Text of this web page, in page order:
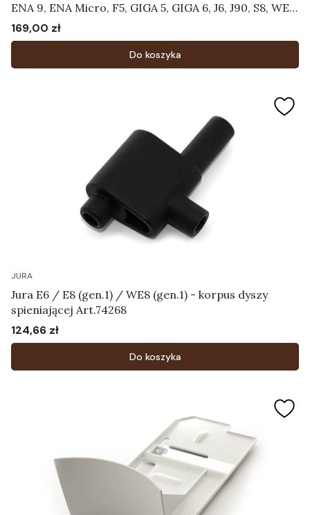
ENA 9, ENA Micro, F5, GIGA 5, GIGA 6, J6, J90, S8, WE8
- Pojemnik do czyszczenia systemu mlecznego
Art.24219
Cena
169,00 zł
Do koszyka
JURA
Jura E6 / E8 (gen.1) / WE8 (gen.1) - korpus dyszy
spieniającej Art.74268
Cena
124,66 zł
Do koszyka